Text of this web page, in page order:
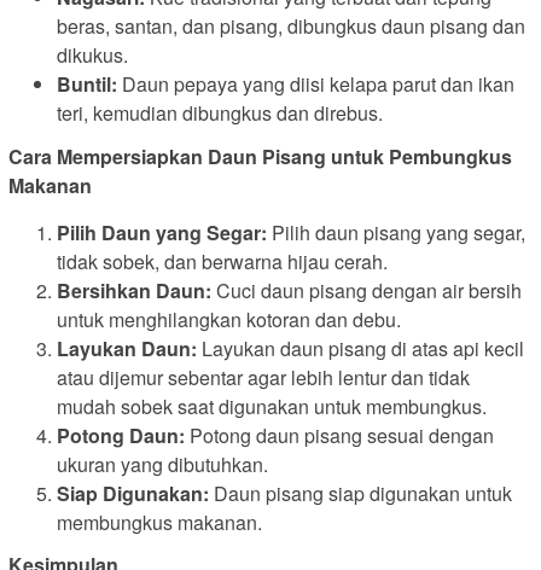
beras, santan, dan pisang, dibungkus daun pisang dan
dikukus.
Buntil: Daun pepaya yang diisi kelapa parut dan ikan
teri, kemudian dibungkus dan direbus.
Cara Mempersiapkan Daun Pisang untuk Pembungkus
Makanan
Pilih Daun yang Segar: Pilih daun pisang yang segar,
tidak sobek, dan berwarna hijau cerah.
Bersihkan Daun: Cuci daun pisang dengan air bersih
untuk menghilangkan kotoran dan debu.
Layukan Daun: Layukan daun pisang di atas api kecil
atau dijemur sebentar agar lebih lentur dan tidak
mudah sobek saat digunakan untuk membungkus.
Potong Daun: Potong daun pisang sesuai dengan
ukuran yang dibutuhkan.
Siap Digunakan: Daun pisang siap digunakan untuk
membungkus makanan.